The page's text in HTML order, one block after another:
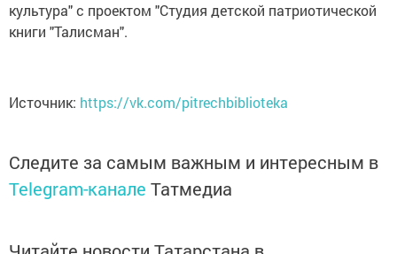
культура" с проектом "Студия детской патриотической
книги "Талисман".
Источник: https://vk.com/pitrechbiblioteka
Следите за самым важным и интересным в
Telegram-канале Татмедиа